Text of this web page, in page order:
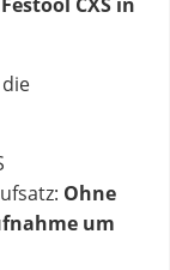
Ohne
um